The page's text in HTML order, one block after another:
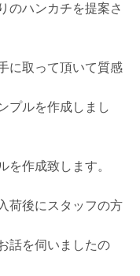
のハンカチを提案さ
に取って頂いて質感
プルを作成しまし
作成致します。
荷後にスタッフの方
話を伺いましたの